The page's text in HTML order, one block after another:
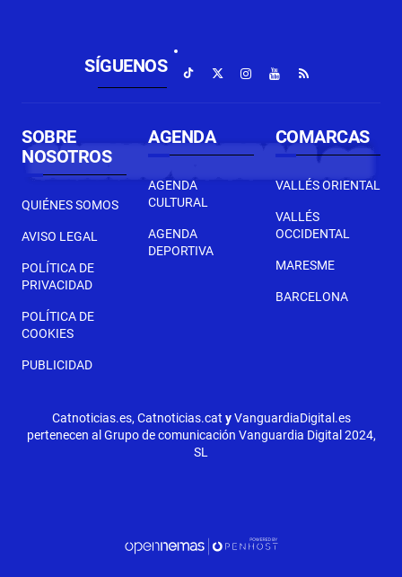
SÍGUENOS
SOBRE
NOSOTROS
QUIÉNES SOMOS
AVISO LEGAL
POLÍTICA DE
PRIVACIDAD
POLÍTICA DE
COOKIES
PUBLICIDAD
AGENDA
AGENDA
CULTURAL
AGENDA
DEPORTIVA
COMARCAS
VALLÉS ORIENTAL
VALLÉS
OCCIDENTAL
MARESME
BARCELONA
Catnoticias.es, Catnoticias.cat yVanguardiaDigital.es
pertenecen al Grupo de comunicación Vanguardia Digital 2024,
SL